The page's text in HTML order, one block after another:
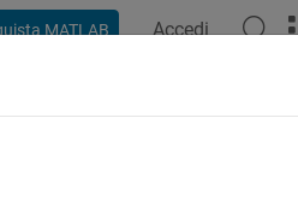
MATLAB Accedi